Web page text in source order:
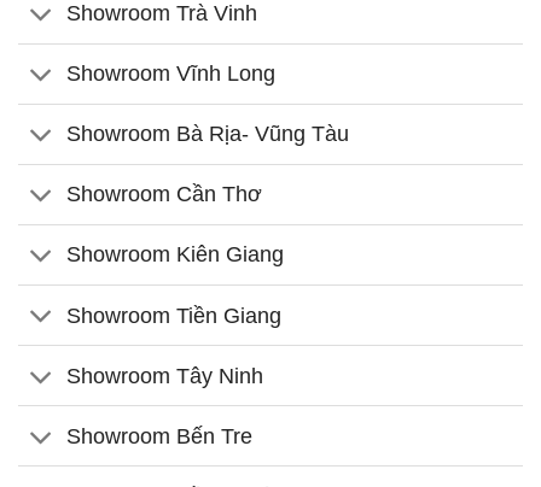
Showroom Trà Vinh
Showroom Vĩnh Long
Showroom Bà Rịa- Vũng Tàu
Showroom Cần Thơ
Showroom Kiên Giang
Showroom Tiền Giang
Showroom Tây Ninh
Showroom Bến Tre